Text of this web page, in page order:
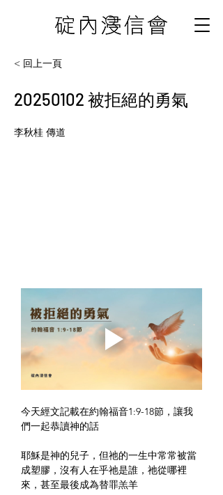
< 回上一頁
20250102 被拒絕的勇氣
李秋桂 傳道
今天經文記載在約翰福音1:9-18節，讓我
們一起恭讀神的話
耶穌是神的兒子，但祂的一生中常常被當
成塑膠，沒有人在乎祂是誰，祂從哪裡
來，甚至最後成為替罪羔羊